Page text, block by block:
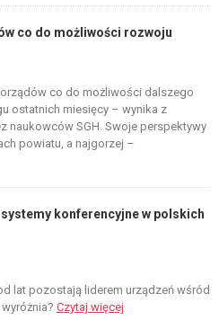
co do możliwości rozwoju
co do możliwości dalszego
ostatnich miesięcy – wynika z
naukowców SGH. Swoje perspektywy
powiatu, a najgorzej –
konferencyjne w polskich
lat pozostają liderem urządzeń wśród
Czytaj więcej